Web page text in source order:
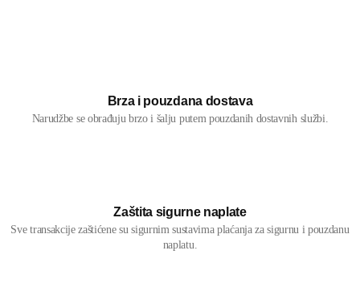
Brza i pouzdana dostava
Narudžbe se obrađuju brzo i šalju putem pouzdanih dostavnih službi.
Zaštita sigurne naplate
Sve transakcije zaštićene su sigurnim sustavima plaćanja za sigurnu i pouzdanu
naplatu.